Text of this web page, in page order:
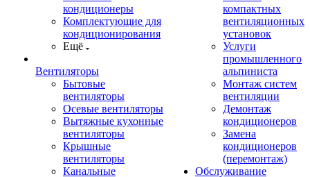
кондиционеры
Комплектующие для
кондиционирования
Ещё
Вентиляторы
Бытовые
вентиляторы
Осевые вентиляторы
Вытяжные кухонные
вентиляторы
Крышные
вентиляторы
Канальные
компактных
вентиляционных
установок
Услуги
промышленного
альпиниста
Монтаж систем
вентиляции
Демонтаж
кондиционеров
Замена
кондиционеров
(перемонтаж)
Обслуживание